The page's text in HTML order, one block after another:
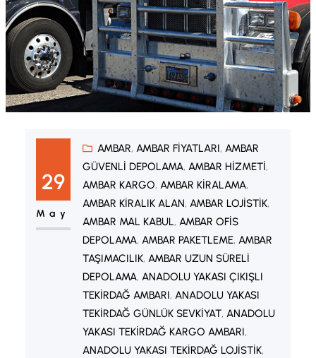
29
May
AMBAR, AMBAR FIYATLARI, AMBAR
GÜVENLI DEPOLAMA, AMBAR HIZMETI
AMBAR KARGO, AMBAR KIRALAMA
AMBAR KIRALIK ALAN, AMBAR LOJISTIK
AMBAR MAL KABUL, AMBAR OFIS
DEPOLAMA, AMBAR PAKETLEME, AMBAR
TAŞIMACILIK, AMBAR UZUN SÜRELI
DEPOLAMA, ANADOLU YAKASI ÇIKIŞLI
TEKIRDAĞ AMBARI, ANADOLU YAKASI
TEKIRDAĞ GÜNLÜK SEVKIYAT, ANADOLU
YAKASI TEKIRDAĞ KARGO AMBARI
ANADOLU YAKASI TEKIRDAĞ LOJISTIK